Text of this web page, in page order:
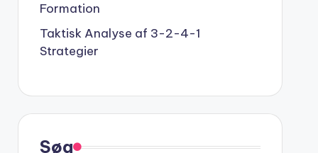
Formation
Taktisk Analyse af 3-2-4-1
Strategier
Søg